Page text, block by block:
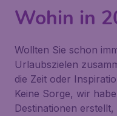
Wohin in
Wollten Sie schon
Urlaubszielen
die Zeit oder
Keine Sorge, wir
Destinationen